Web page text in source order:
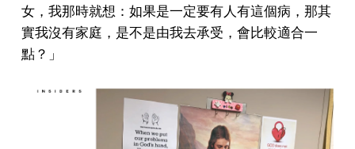
女，我那時就想：如果是一定要有人有這個病，那其
實我沒有家庭，是不是由我去承受，會比較適合一
點？」